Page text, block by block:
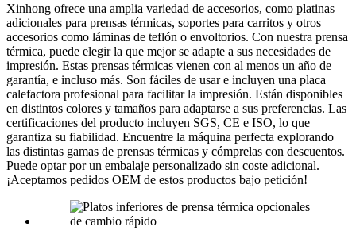
Xinhong ofrece una amplia variedad de accesorios, como platinas
adicionales para prensas térmicas, soportes para carritos y otros
accesorios como láminas de teflón o envoltorios. Con nuestra prensa
térmica, puede elegir la que mejor se adapte a sus necesidades de
impresión. Estas prensas térmicas vienen con al menos un año de
garantía, e incluso más. Son fáciles de usar e incluyen una placa
calefactora profesional para facilitar la impresión. Están disponibles
en distintos colores y tamaños para adaptarse a sus preferencias. Las
certificaciones del producto incluyen SGS, CE e ISO, lo que
garantiza su fiabilidad. Encuentre la máquina perfecta explorando
las distintas gamas de prensas térmicas y cómprelas con descuentos.
Puede optar por un embalaje personalizado sin coste adicional.
¡Aceptamos pedidos OEM de estos productos bajo petición!